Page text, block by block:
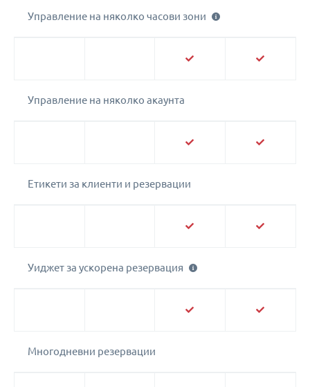
Управление на няколко часови зони
Управление на няколко акаунта
Етикети за клиенти и резервации
Уиджет за ускорена резервация
Многодневни резервации